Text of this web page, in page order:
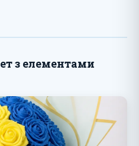
з елементами